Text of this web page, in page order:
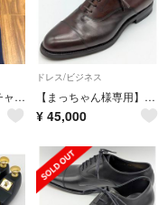
三陽山長 長伍郎チャッカブーツ黒 size6 1/2 ラバーソール 収納袋付き
ドレス/ビジネス
【まっちゃん様専用】三陽山長 ストレートチップ 友二郎 6.5【送料無料】
¥ 45,000